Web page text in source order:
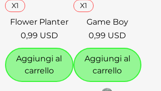
X1
Flower Planter
Prezzo
0,99 USD
Aggiungi al
carrello
X1
Game Boy
Prezzo
0,99 USD
Aggiungi al
carrello